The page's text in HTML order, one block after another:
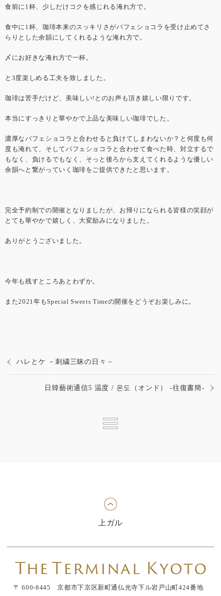
食前に1杯、少しだけコクを感じれる淹れ方で。
食中に1杯、珈琲本来のスッキリさがパフェショコラを受け止めてさ
らりとした余韻にしてくれるような淹れ方で。
〆にお好きな淹れ方で一杯。
と3度楽しめる工夫を致しました。
珈琲は苦手だけど、美味しい!とのお声も頂き嬉しい限りです。
本当にすっきりと華やかで上品な美味しい珈琲でした。
濃厚なパフェショコラと合わせると負けてしまわないか？と何度も何
度も淹れて、そしてパフェショコラと合わせて食べた時、対立するで
もなく、負けるでもなく、そっと後ろから支えてくれるような優しい
余韻へと繋がっていく珈琲をご提供できたと思います。
完全予約制での開催となりましたが、お帰りになられる皆様の笑顔が
とても華やかで嬉しく、大変励みになりました。
ありがとうございました。
今年も残すところあとわずか。
また2021年もSpecial Sweets Timeの開催をどうぞお楽しみに。
ハレとケ －刺繍三昧の日々－
日韓藝術通信5 温度 / 온도（オンド） -往復書簡-
上ガル
〒 600-8445 京都市下京区新町通仏光寺下ル岩戸山町424番地